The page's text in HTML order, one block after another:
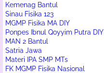
Kemenag Bantul
Sinau Fisika 123
MGMP Fisika MA DIY
Ponpes Ibnul Qoyyim Putra DIY
MAN 2 Bantul
Satria Jawa
Materi IPA SMP MTs
FK MGMP Fisika Nasional